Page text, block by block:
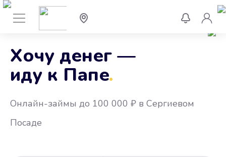
Хочу денег —
иду к Папе
.
Онлайн-займы до 100 000 ₽ в Сергиевом
Посаде